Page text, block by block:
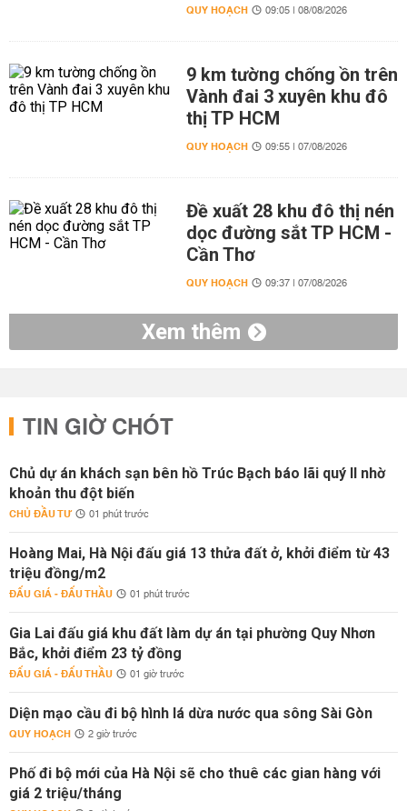
QUY HOẠCH 09:05 | 08/08/2026
9 km tường chống ồn trên
Vành đai 3 xuyên khu đô
thị TP HCM
QUY HOẠCH 09:55 | 07/08/2026
Đề xuất 28 khu đô thị nén
dọc đường sắt TP HCM -
Cần Thơ
QUY HOẠCH 09:37 | 07/08/2026
Xem thêm
TIN GIỜ CHÓT
Chủ dự án khách sạn bên hồ Trúc Bạch báo lãi quý II nhờ
khoản thu đột biến
CHỦ ĐẦU TƯ 01 phút trước
Hoàng Mai, Hà Nội đấu giá 13 thửa đất ở, khởi điểm từ 43
triệu đồng/m2
ĐẤU GIÁ - ĐẤU THẦU 01 phút trước
Gia Lai đấu giá khu đất làm dự án tại phường Quy Nhơn
Bắc, khởi điểm 23 tỷ đồng
ĐẤU GIÁ - ĐẤU THẦU 01 giờ trước
Diện mạo cầu đi bộ hình lá dừa nước qua sông Sài Gòn
QUY HOẠCH 2 giờ trước
Phố đi bộ mới của Hà Nội sẽ cho thuê các gian hàng với
giá 2 triệu/tháng